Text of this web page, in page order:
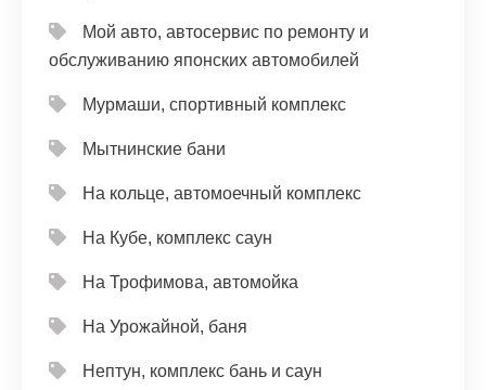
Мой авто, автосервис по ремонту и
обслуживанию японских автомобилей
Мурмаши, спортивный комплекс
Мытнинские бани
На кольце, автомоечный комплекс
На Кубе, комплекс саун
На Трофимова, автомойка
На Урожайной, баня
Нептун, комплекс бань и саун